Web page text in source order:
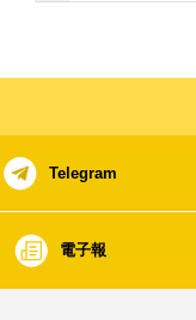
施
Telegram
電子報